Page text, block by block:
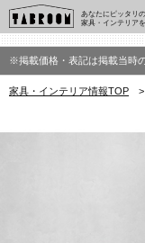
あなたにピッタリの
家具・インテリアを
※掲載価格・表記は掲載当時
家具・インテリア情報TOP >